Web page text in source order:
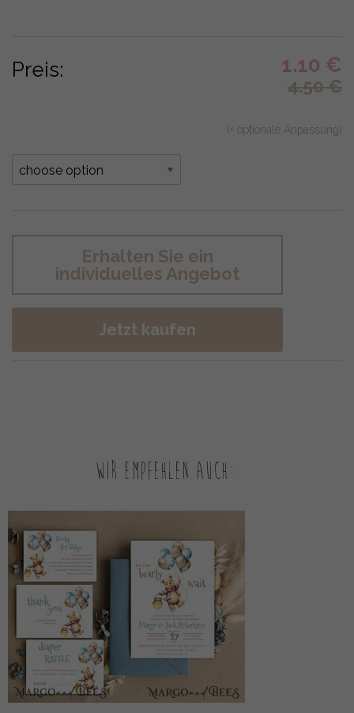
Preis: 1.10 €
4.50€
(+ optionale Anpassung)
Erhalten Sie ein
individuelles Angebot
Jetzt kaufen
Wir empfehlen auch: